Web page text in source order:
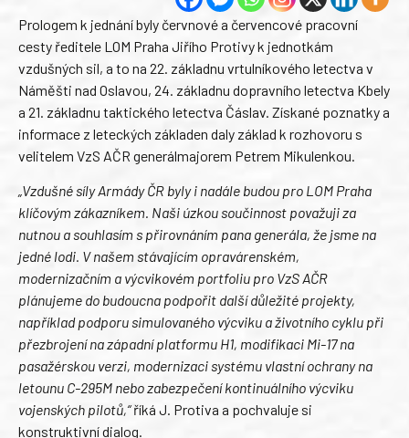
Prologem k jednání byly červnové a červencové pracovní
cesty ředitele LOM Praha Jiřího Protivy k jednotkám
vzdušných sil, a to na 22. základnu vrtulníkového letectva v
Náměšti nad Oslavou, 24. základnu dopravního letectva Kbely
a 21. základnu taktického letectva Čáslav. Získané poznatky a
informace z leteckých základen daly základ k rozhovoru s
velitelem VzS AČR generálmajorem Petrem Mikulenkou.
„Vzdušné síly Armády ČR byly i nadále budou pro LOM Praha
klíčovým zákazníkem. Naši úzkou součinnost považuji za
nutnou a souhlasím s přirovnáním pana generála, že jsme na
jedné lodi. V našem stávajícím opravárenském,
modernizačním a výcvikovém portfoliu pro VzS AČR
plánujeme do budoucna podpořit další důležité projekty,
například podporu simulovaného výcviku a životního cyklu při
přezbrojení na západní platformu H1, modifikaci Mi-17 na
pasažérskou verzi, modernizaci systému vlastní ochrany na
letounu C-295M nebo zabezpečení kontinuálního výcviku
vojenských pilotů,“říká J. Protiva a pochvaluje si
konstruktivní dialog.